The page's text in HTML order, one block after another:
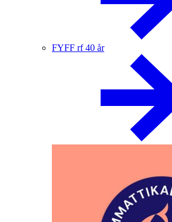
FYFF rf 40 år